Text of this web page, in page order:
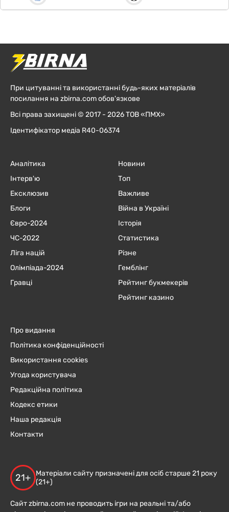
При цитуванні та використанні будь-яких матеріалів
посилання на zbirna.com обов'язкове
Всі права захищені © 2017 - 2026 ТОВ «ПМХ»
Ідентифікатор медіа R40-06374
Аналітика
Інтерв'ю
Ексклюзив
Блоги
Євро-2024
ЧC-2022
Ліга націй
Олімпіада-2024
Гравці
Новини
Топ
Важливе
Війна в Україні
Історія
Статистика
Різне
Гемблінг
Рейтинг букмекерів
Рейтинг казино
Про видання
Політика конфіденційності
Використання cookies
Угода користувача
Редакційна політика
Кодекс етики
Наша редакція
Контакти
21+
Матеріали сайту призначені для осіб старше 21 року
(21+)
Сайт zbirna.com не проводить ігри на реальні та/або